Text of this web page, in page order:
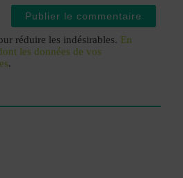
réduire les indésirables. En
les données de vos
.